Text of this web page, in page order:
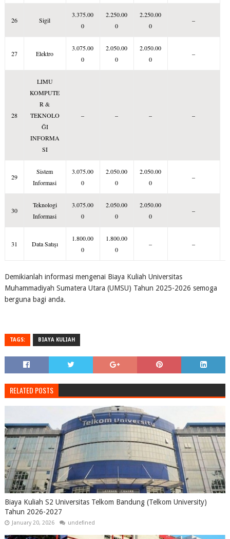
26 Sigil
3.375.00
0
2.250.00
0
2.250.00
0
–
27 Elektro
3.075.00
0
2.050.00
0
2.050.00
0
–
28
LIMU
KOMPUTE
R &
TEKNOLO
ĞI
INFORMA
SI
– – – –
29
Sistem
Informasi
3.075.00
0
2.050.00
0
2.050.00
0
–
30
Teknologi
Informasi
3.075.00
0
2.050.00
0
2.050.00
0
–
31 Data Satışı
1.800.00
0
1.800.00
0
– –
Demikianlah informasi mengenai Biaya Kuliah Universitas
Muhammadiyah Sumatera Utara (UMSU) Tahun 2025-2026 semoga
berguna bagi anda.
TAGS: BIAYA KULIAH
RELATED POSTS
Biaya Kuliah S2 Universitas Telkom Bandung (Telkom University)
Tahun 2026-2027
January 20, 2026 undefined